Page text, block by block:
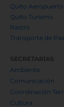
Quito Aeropuerto
Quito Turismo
Rastro
Transporte de
SECRETARÍAS
Ambiente
Comunicación
Coordinación
Cultura